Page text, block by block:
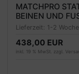
MATCHPRO
BEINEN UND
Lieferzeit: 1-2
438,00 EUR
inkl. 19 % MwSt. zzgl.